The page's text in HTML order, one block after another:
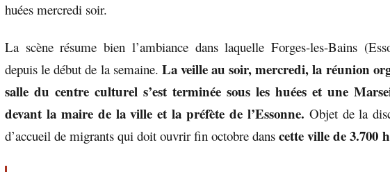
huées mercredi soir.
La scène résume bien l’ambiance dans laquelle Forges-les-Bains
depuis le début de la semaine. La veille au soir, mercredi, la réunion
salle du centre culturel s’est terminée sous les huées et une
devant la maire de la ville et la préfète de l’Essonne. Objet de la
d’accueil de migrants qui doit ouvrir fin octobre dans cette ville de 3.700